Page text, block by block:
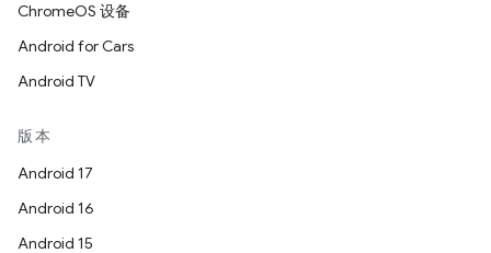
ChromeOS 设备
Android for Cars
Android TV
版本
Android 17
Android 16
Android 15